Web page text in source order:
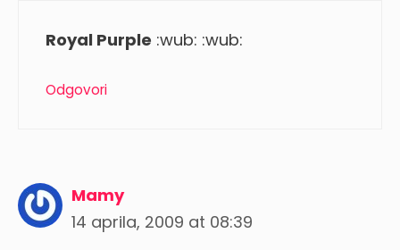
Royal Purple :wub: :wub:
Odgovori
Mamy
14 aprila, 2009 at 08:39